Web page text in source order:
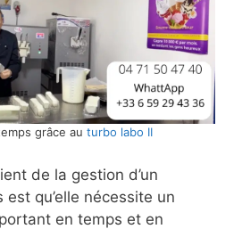
grâce au turbo labo II
de la gestion d’un
qu’elle nécessite un
en temps et en